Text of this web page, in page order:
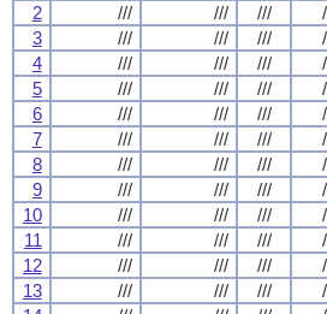
2
/// /// ///
3
/// /// ///
4
/// /// ///
5
/// /// ///
6
/// /// ///
7
/// /// ///
8
/// /// ///
9
/// /// ///
10
/// /// ///
11
/// /// ///
12
/// /// ///
13
/// /// ///
2
/// /// ///
3
/// /// ///
4
/// /// ///
5
/// /// ///
6
/// /// ///
7
/// /// ///
8
/// /// ///
9
/// /// ///
10
/// /// ///
11
/// /// ///
12
/// /// ///
13
/// /// ///
2
/// /// ///
3
/// /// ///
4
/// /// ///
5
/// /// ///
6
/// /// ///
7
/// /// ///
8
/// /// ///
9
/// /// ///
10
/// /// ///
11
/// /// ///
12
/// /// ///
13
/// /// ///
2
/// /// ///
3
/// /// ///
4
/// /// ///
5
/// /// ///
6
/// /// ///
7
/// /// ///
8
/// /// ///
9
/// /// ///
10
/// /// ///
11
/// /// ///
12
/// /// ///
13
/// /// ///